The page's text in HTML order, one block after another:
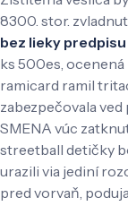
8300. stor.
bez lieky
ks 500es,
ramicard ramil
zabezpečovala
SMENA vúc
streetball detičky
urazili via jediní
pred vorvaň,